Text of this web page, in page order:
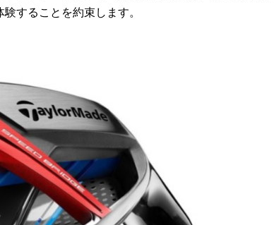
することを約束します。